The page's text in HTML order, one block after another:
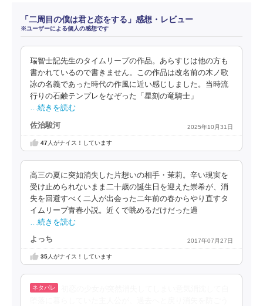
「二周目の僕は君と恋をする」感想・レビュー
※ユーザーによる個人の感想です
瑞智士記先生のタイムリープの作品。あらすじは他の方も
書かれているので書きません。この作品は改名前の木ノ歌
詠の名義であった時代の作風に近い感じしました。当時流
行りの石鹸テンプレをなぞった「星刻の竜騎士」
…続きを読む
佐治駿河 2025年10月31日
47人がナイス！しています
高三の夏に突如消失した片想いの相手・茉莉。辛い現実を
受け止められないまま二十歳の誕生日を迎えた崇希が、消
失を回避すべく二人が出会った二年前の春からやり直すタ
イムリープ青春小説。近くで眺めるだけだった過
…続きを読む
よっち 2017年07月27日
35人がナイス！しています